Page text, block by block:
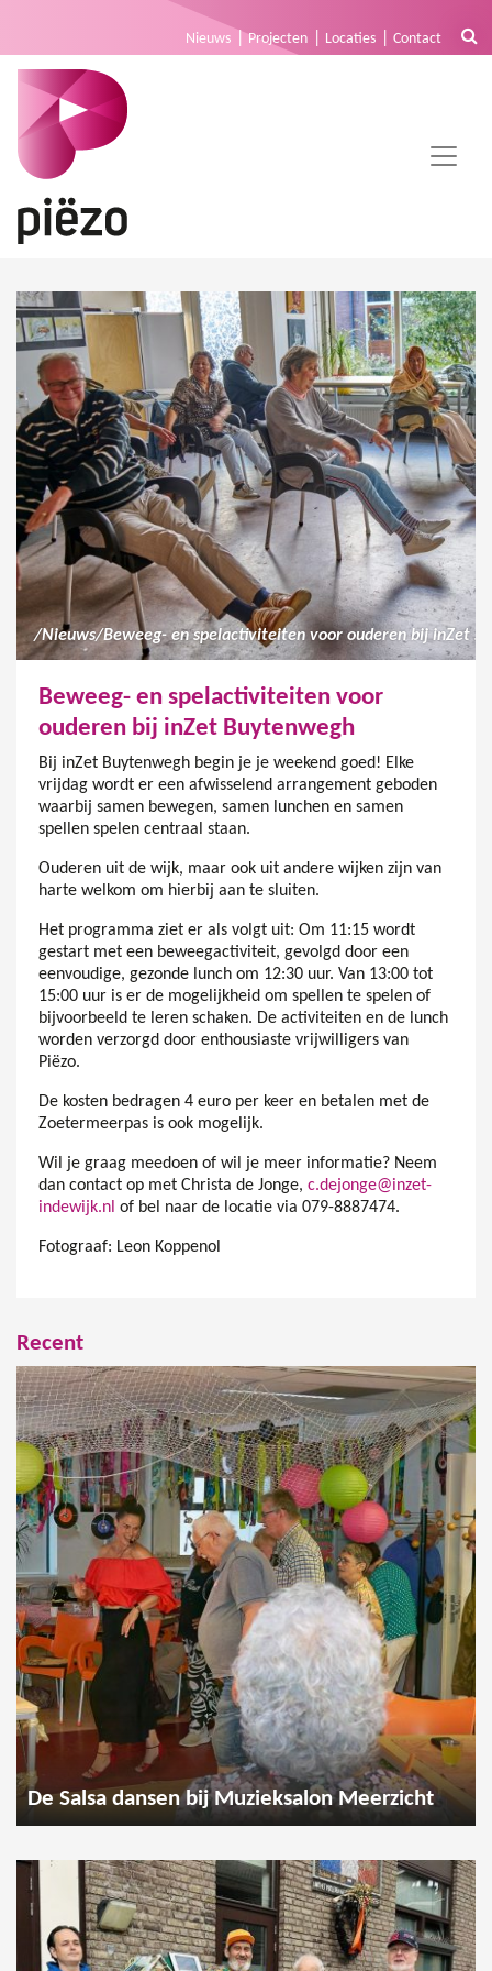
Nieuws Projecten Locaties Contact
/Nieuws/ Beweeg- en spelactiviteiten voor ouderen bij inZet Buytenwegh
Beweeg- en spelactiviteiten voor
ouderen bij inZet Buytenwegh
Bij inZet Buytenwegh begin je je weekend goed! Elke
vrijdag wordt er een afwisselend arrangement geboden
waarbij samen bewegen, samen lunchen en samen
spellen spelen centraal staan.
Ouderen uit de wijk, maar ook uit andere wijken zijn van
harte welkom om hierbij aan te sluiten.
Het programma ziet er als volgt uit: Om 11:15 wordt
gestart met een beweegactiviteit, gevolgd door een
eenvoudige, gezonde lunch om 12:30 uur. Van 13:00 tot
15:00 uur is er de mogelijkheid om spellen te spelen of
bijvoorbeeld te leren schaken. De activiteiten en de lunch
worden verzorgd door enthousiaste vrijwilligers van
Piëzo.
De kosten bedragen 4 euro per keer en betalen met de
Zoetermeerpas is ook mogelijk.
Wil je graag meedoen of wil je meer informatie? Neem
dan contact op met Christa de Jonge, c.dejonge@inzet-
indewijk.nl of bel naar de locatie via 079-8887474.
Fotograaf: Leon Koppenol
Recent
De Salsa dansen bij Muzieksalon Meerzicht